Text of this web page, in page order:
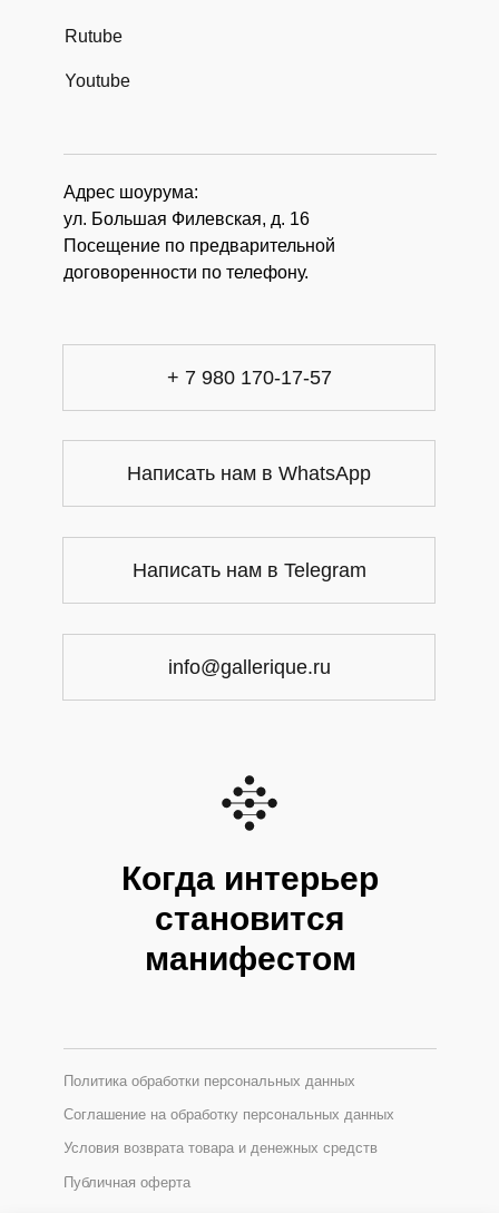
Адрес шоурума:
ул. Большая Филевская, д. 16
Посещение по предварительной
договоренности по телефону.
Публичная оферта
Условия возврата товара и денежных средств
Соглашение на обработку персональных данных
Политика обработки персональных данных
Когда интерьер
становится
манифестом
+ 7 980 170-17-57
Написать нам в WhatsApp
info@gallerique.ru
Написать нам в Telegram
Rutube
Youtube